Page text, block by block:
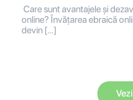
Care sunt avantajele și
online? Învățarea ebraică
devin […]